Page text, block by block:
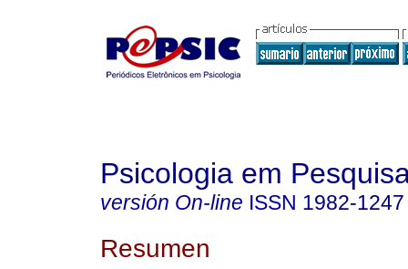
Psicologia em
versión On-line ISSN 1982-1247
Resumen